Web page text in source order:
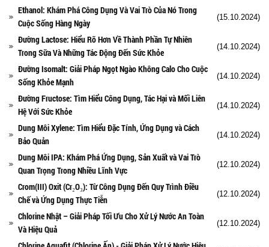
Ethanol: Khám Phá Công Dụng Và Vai Trò Của Nó Trong
Cuộc Sống Hàng Ngày
(15.10.2024)
Đường Lactose: Hiểu Rõ Hơn Về Thành Phần Tự Nhiên
Trong Sữa Và Những Tác Động Đến Sức Khỏe
(14.10.2024)
Đường Isomalt: Giải Pháp Ngọt Ngào Không Calo Cho Cuộc
Sống Khỏe Mạnh
(14.10.2024)
Đường Fructose: Tìm Hiểu Công Dụng, Tác Hại và Mối Liên
Hệ Với Sức Khỏe
(14.10.2024)
Dung Môi Xylene: Tìm Hiểu Đặc Tính, Ứng Dụng và Cách
Bảo Quản
(14.10.2024)
Dung Môi IPA: Khám Phá Ứng Dụng, Sản Xuất và Vai Trò
Quan Trọng Trong Nhiều Lĩnh Vực
(12.10.2024)
Crom(III) Oxit (Cr₂O₃): Từ Công Dụng Đến Quy Trình Điều
Chế và Ứng Dụng Thực Tiễn
(12.10.2024)
Chlorine Nhật – Giải Pháp Tối Ưu Cho Xử Lý Nước An Toàn
Và Hiệu Quả
(12.10.2024)